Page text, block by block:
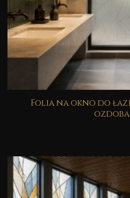
Folia na okno do
ozdoba